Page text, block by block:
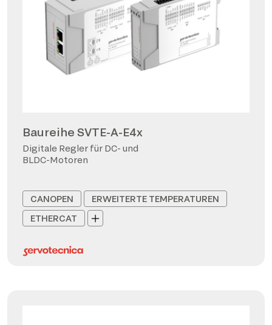
Baureihe SVTE-A-E4x
Digitale Regler für DC- und
BLDC-Motoren
CANOPEN
ERWEITERTE TEMPERATUREN
ETHERCAT